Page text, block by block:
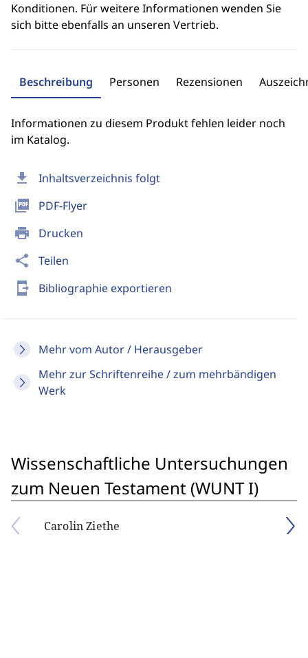
download Inhaltsverzeichnis folgt
picture_as_pdf PDF-Flyer
print Drucken
share Teilen
send_to_mobile Bibliographie exportieren
Mehr vom Autor / Herausgeber
Mehr zur Schriftenreihe / zum mehrbändigen
Werk
Konditionen. Für weitere Informationen wenden Sie
sich bitte ebenfalls an unseren Vertrieb.
Beschreibung Personen Rezensionen
Informationen zu diesem Produkt fehlen leider noch
im Katalog.
Wissenschaftliche Untersuchungen
zum Neuen Testament (WUNT I)
Carolin Ziethe